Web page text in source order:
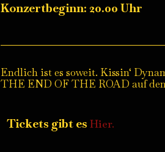
Konzertbeginn: 20.00 Uhr
Endlich ist es soweit. Kissin‘
THE END OF THE ROAD auf
Tickets gibt es Hier.